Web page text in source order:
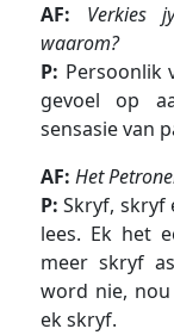
AF:
Verkies
waarom?
P: Persoonlik
gevoel op
sensasie van
AF: Het
P: Skryf, skryf
lees. Ek het
meer skryf
word nie,
ek skryf.